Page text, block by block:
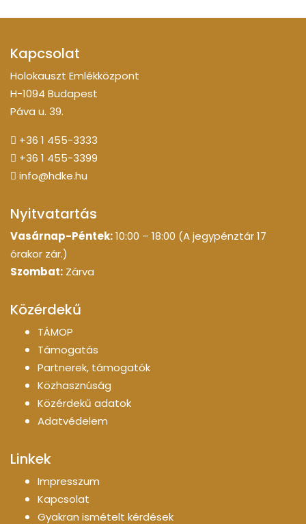
Kapcsolat
Holokauszt Emlékközpont
H-1094 Budapest
Páva u. 39.
+36 1 455-3333
+36 1 455-3399
info@hdke.hu
Nyitvatartás
Vasárnap-Péntek:10:00 – 18:00 (A jegypénztár 17
órakor zár.)
Szombat: Zárva
Közérdekű
TÁMOP
Támogatás
Partnerek, támogatók
Közhasznúság
Közérdekű adatok
Adatvédelem
Linkek
Impresszum
Kapcsolat
Gyakran ismételt kérdések